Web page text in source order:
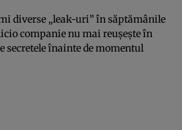
diverse „leak-uri” în săptămânile
companie nu mai reuşeşte în
înainte de momentul